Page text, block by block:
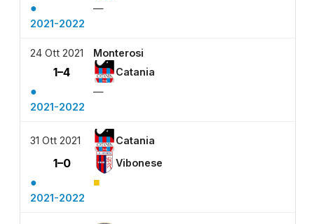
●
—
2021-2022
24 Ott 2021 Monterosi
1–4 Catania
●
—
2021-2022
31 Ott 2021 Catania
1–0 Vibonese
● ■
2021-2022